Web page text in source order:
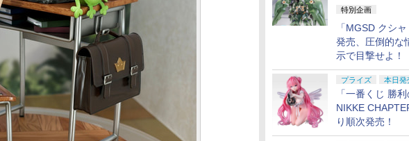
特別企画
「MGSD クシ
発売、圧倒的な
示で目撃せよ！
ース撮り下ろし
プライズ 本日発
「一番くじ 勝利
NIKKE
り順次発売！